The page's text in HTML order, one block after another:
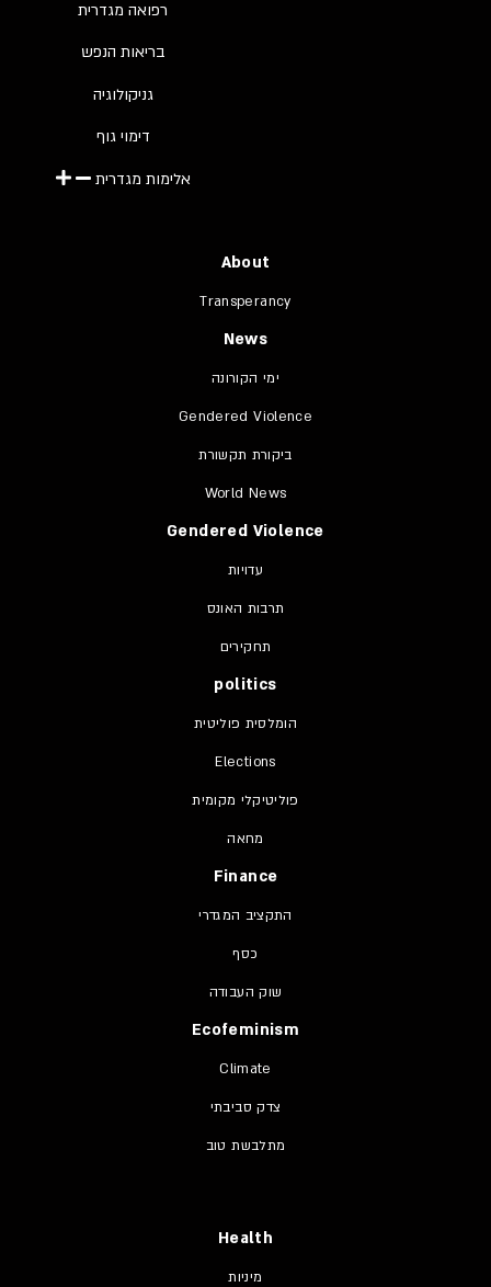
רפואה מגדרית
בריאות הנפש
גניקולוגיה
דימוי גוף
אלימות מגדרית
About
Transperancy
News
ימי הקורונה
Gendered Violence
ביקורת תקשורת
World News
Gendered Violence
עדויות
תרבות האונס
תחקירים
politics
הומלסית פוליטית
Elections
פוליטיקלי מקומית
מחאה
Finance
התקציב המגדרי
כסף
שוק העבודה
Ecofeminism
Climate
צדק סביבתי
מתלבשת טוב
Health
מיניות